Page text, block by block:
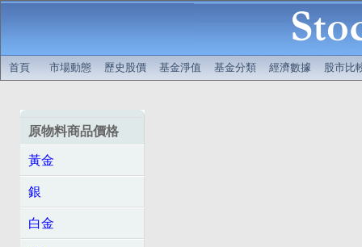
首頁 市場動態 歷史股價 基金淨值 基金分類 經濟數據 股市比
原物料商品價格
黃金
銀
白金